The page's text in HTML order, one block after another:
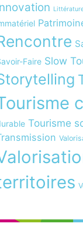
Faire Slow
Tourisme